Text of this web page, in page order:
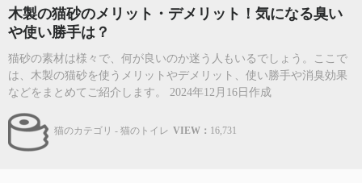
木製の猫砂のメリット・デメリット！気になる臭い
や使い勝手は？
猫砂の素材は様々で、何が良いのか迷う人もいるでしょう。ここで
は、木製の猫砂を使うメリットやデメリット、使い勝手や消臭効果
などをまとめてご紹介します。 2024年12月16日作成
猫のカテゴリ - 猫のトイレ VIEW： 16,731